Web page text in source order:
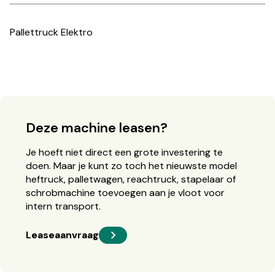
Pallettruck Elektro
Deze machine leasen?
Je hoeft niet direct een grote investering te
doen. Maar je kunt zo toch het nieuwste model
heftruck, palletwagen, reachtruck, stapelaar of
schrobmachine toevoegen aan je vloot voor
intern transport.
Leaseaanvraag